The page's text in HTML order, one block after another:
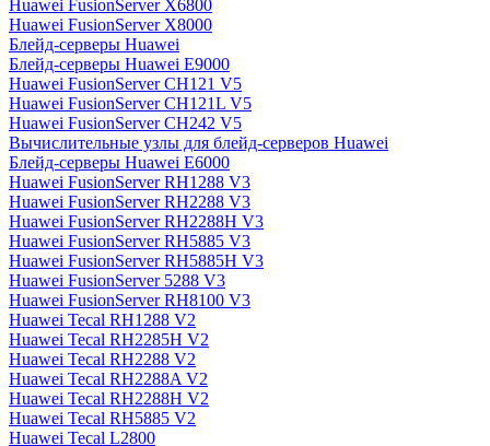
Huawei FusionServer X6800
Huawei FusionServer X8000
Блейд-серверы Huawei
Блейд-серверы Huawei E9000
Huawei FusionServer CH121 V5
Huawei FusionServer CH121L V5
Huawei FusionServer CH242 V5
Вычислительные узлы для блейд-серверов Huawei
Блейд-серверы Huawei E6000
Huawei FusionServer RH1288 V3
Huawei FusionServer RH2288 V3
Huawei FusionServer RH2288H V3
Huawei FusionServer RH5885 V3
Huawei FusionServer RH5885H V3
Huawei FusionServer 5288 V3
Huawei FusionServer RH8100 V3
Huawei Tecal RH1288 V2
Huawei Tecal RH2285H V2
Huawei Tecal RH2288 V2
Huawei Tecal RH2288A V2
Huawei Tecal RH2288H V2
Huawei Tecal RH5885 V2
Huawei Tecal L2800